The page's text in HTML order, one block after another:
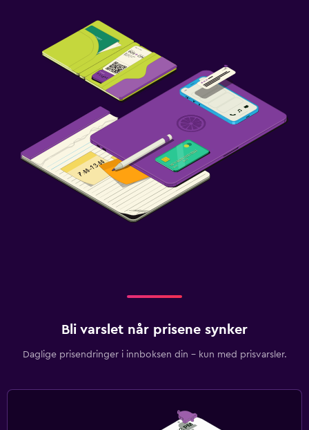
Bli varslet når prisene synker
Daglige prisendringer i innboksen din – kun med prisvarsler.